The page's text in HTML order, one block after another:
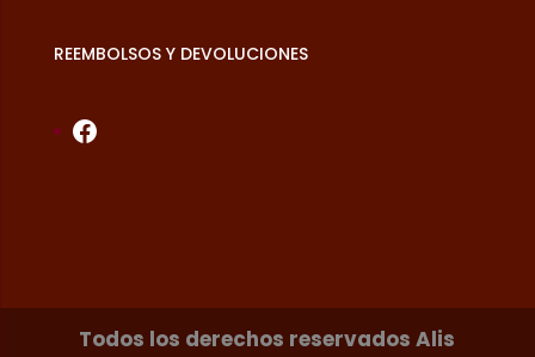
REEMBOLSOS Y DEVOLUCIONES
Facebook
Todos los derechos reservados Alis